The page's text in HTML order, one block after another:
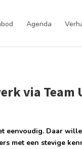
Agenda
via Team
eenvoudig. Daar
met een stevige